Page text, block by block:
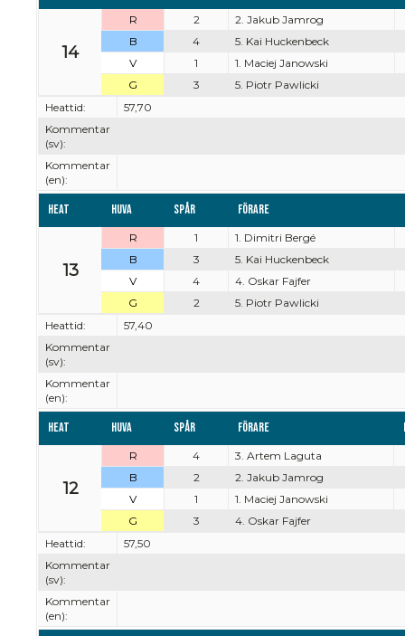
14
R 2
2. Jakub Jamrog
B
4
5. Kai Huckenbeck
V
1
1. Maciej Janowski
G
3
5. Piotr Pawlicki
Heattid:
57,70
Kommentar
(sv):
Kommentar
(en):
Heat Huva Spår Förare
13
R 1
1. Dimitri Bergé
B
3
5. Kai Huckenbeck
V
4
4. Oskar Fajfer
G
2
5. Piotr Pawlicki
Heattid:
57,40
Kommentar
(sv):
Kommentar
(en):
Heat Huva Spår Förare
12
R 4
3. Artem Laguta
B
2
2. Jakub Jamrog
V
1
1. Maciej Janowski
G
3
4. Oskar Fajfer
Heattid:
57,50
Kommentar
(sv):
Kommentar
(en):